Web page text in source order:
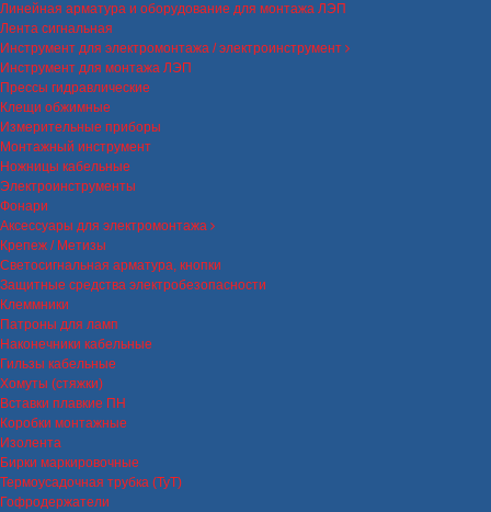
Линейная арматура и оборудование для монтажа ЛЭП
Лента сигнальная
Инструмент для электромонтажа / электроинструмент
Инструмент для монтажа ЛЭП
Прессы гидравлические
Клещи обжимные
Измерительные приборы
Монтажный инструмент
Ножницы кабельные
Электроинструменты
Фонари
Аксессуары для электромонтажа
Крепеж / Метизы
Светосигнальная арматура, кнопки
Защитные средства электробезопасности
Клеммники
Патроны для ламп
Наконечники кабельные
Гильзы кабельные
Хомуты (стяжки)
Вставки плавкие ПН
Коробки монтажные
Изолента
Бирки маркировочные
Термоусадочная трубка (ТуТ)
Гофродержатели